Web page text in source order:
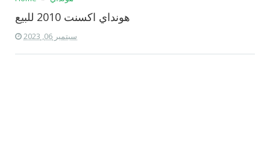
هونداي اكسنت 2010 للبيع
سبتمبر 06, 2023